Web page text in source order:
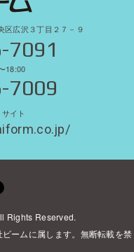
区広沢３丁目２７－９
7091
18:00
7009
イト
Reserved.
ームに属します。無断転載を禁